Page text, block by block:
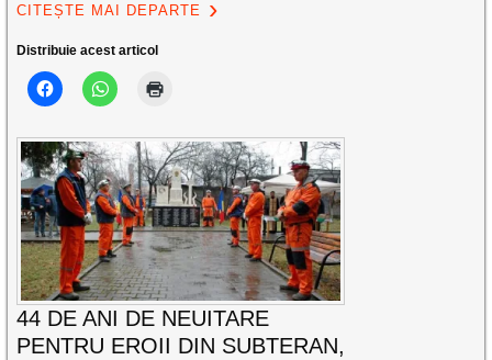
CITEȘTE MAI DEPARTE
Distribuie acest articol
44 DE ANI DE NEUITARE
PENTRU EROII DIN SUBTERAN,